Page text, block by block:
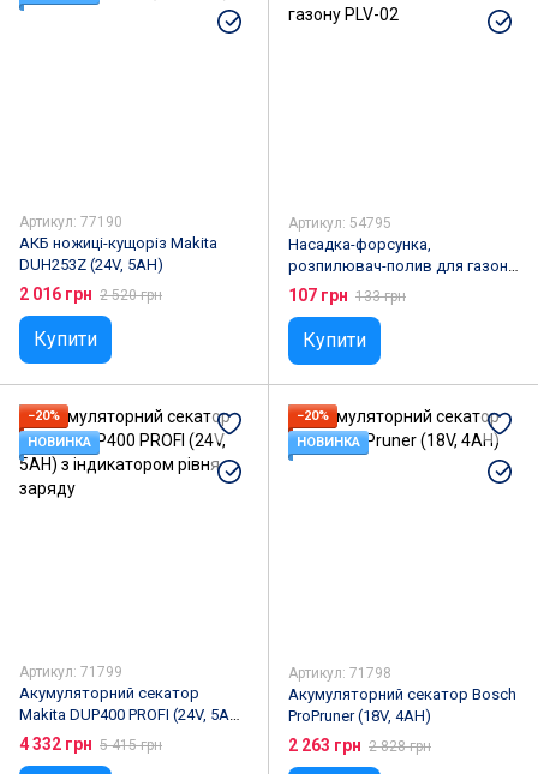
Артикул: 77190
АКБ ножиці-кущоріз Makita
DUH253Z (24V, 5АН)
2 016 грн 2 520 грн
Купити
Артикул: 54795
Насадка-форсунка,
розпилювач-полив для газону
PLV-02
107 грн 133 грн
Купити
−20%
НОВИНКА
Артикул: 71799
Акумуляторний секатор
Makita DUP400 PROFI (24V, 5AH)
з індикатором рівня заряду
4 332 грн 5 415 грн
−20%
НОВИНКА
Артикул: 71798
Акумуляторний секатор Bosch
ProPruner (18V, 4AH)
2 263 грн 2 828 грн